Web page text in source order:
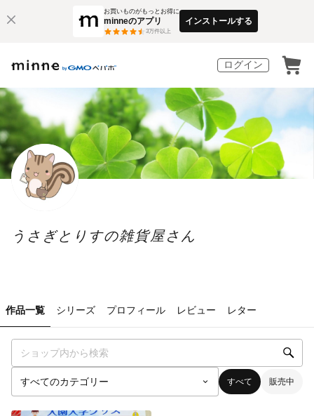
お買いものがもっとお得に
minneのアプリ
3万件以上
インストールする
ログイン
うさぎとりすの雑貨屋さん
作品一覧 シリーズ プロフィール レビュー レター
すべて 販売中